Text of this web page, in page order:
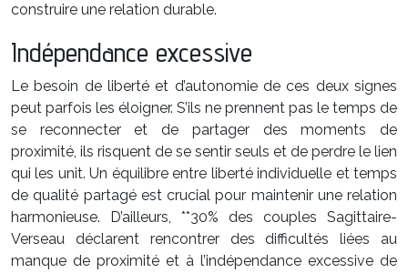
construire une relation durable.
Indépendance excessive
Le besoin de liberté et d’autonomie de ces deux signes
peut parfois les éloigner. S’ils ne prennent pas le temps de
se reconnecter et de partager des moments de
proximité, ils risquent de se sentir seuls et de perdre le lien
qui les unit. Un équilibre entre liberté individuelle et temps
de qualité partagé est crucial pour maintenir une relation
harmonieuse. D’ailleurs, **30% des couples Sagittaire-
Verseau déclarent rencontrer des difficultés liées au
manque de proximité et à l’indépendance excessive de